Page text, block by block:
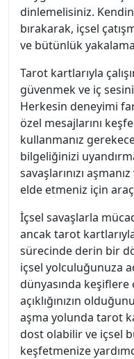
dinlemelisiniz.
bırakarak, içsel
ve bütünlük
Tarot kartlarıyla
güvenmek ve iç
Herkesin deneyimi
özel mesajlarını
kullanmanız
bilgeliğinizi
savaşlarınızı
elde etmeniz için
İçsel savaşlarla
ancak tarot
sürecinde derin bir
içsel yolculuğunuza
dünyasında keşiflere
açıklığınızın
aşma yolunda tarot
dost olabilir ve içsel
keşfetmenize